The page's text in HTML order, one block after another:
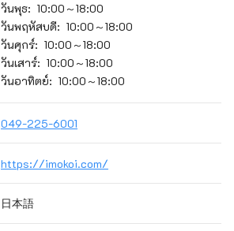
วันพุธ: 10:00～18:00
วันพฤหัสบดี: 10:00～18:00
วันศุกร์: 10:00～18:00
วันเสาร์: 10:00～18:00
วันอาทิตย์: 10:00～18:00
049-225-6001
https://imokoi.com/
日本語